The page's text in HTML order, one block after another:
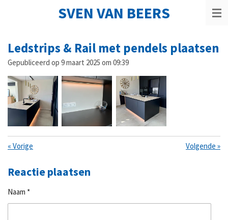
de
hoofdinhoud
SVEN VAN BEERS
Ledstrips & Rail met pendels plaatsen
Gepubliceerd op 9 maart 2025 om 09:39
« Vorige Volgende »
Reactie plaatsen
Naam *